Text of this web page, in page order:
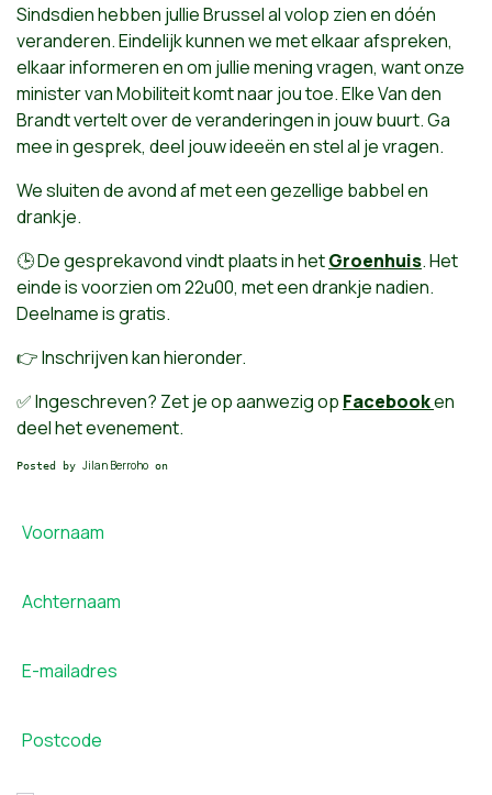
Sindsdien hebben jullie Brussel al volop zien en dóén
veranderen. Eindelijk kunnen we met elkaar afspreken,
elkaar informeren en om jullie mening vragen, want onze
minister van Mobiliteit komt naar jou toe. Elke Van den
Brandt vertelt over de veranderingen in jouw buurt. Ga
mee in gesprek, deel jouw ideeën en stel al je vragen.
We sluiten de avond af met een gezellige babbel en
drankje.
🕒 De gesprekavond vindt plaats in hetGroenhuis.Het
einde is voorzien om 22u00, met een drankje nadien.
Deelname is gratis.
👉 Inschrijven kan hieronder.
✅ Ingeschreven? Zet je op aanwezig op Facebooken
deel het evenement.
Posted by Jilan Berroho on
Voornaam
Achternaam
E-mailadres
Postcode